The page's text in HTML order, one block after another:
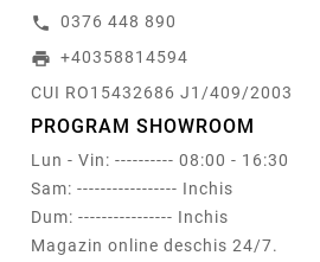
call 0376 448 890
print +40358814594
CUI RO15432686 J1/409/2003
PROGRAM SHOWROOM
Lun - Vin: ---------- 08:00 - 16:30
Sam: ----------------- Inchis
Dum: ---------------- Inchis
Magazin online deschis 24/7.